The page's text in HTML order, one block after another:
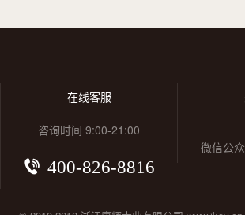
在线客服
咨询时间 9:00-21:00
400-826-8816
微信公